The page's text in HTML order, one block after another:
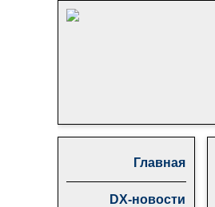
Главная
DX-новости